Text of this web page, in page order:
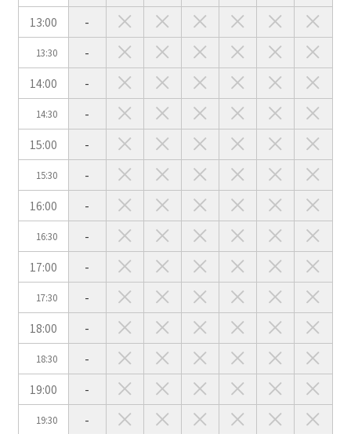
13:00
-
13:30
-
14:00
-
14:30
-
15:00
-
15:30
-
16:00
-
16:30
-
17:00
-
17:30
-
18:00
-
18:30
-
19:00
-
19:30
-
特長で選ぶ
駅直結
天井高3.5ｍ以上
窓があり開放感のある
会場
喫煙所あり
大型スクリーンあり
控室あり
4t車以上荷捌きあり
裏導線あり
時間貸し駐車場あり
専有回線(NURO)あり
用途で選ぶ
パーティ・懇親会
株主総会・IR
e-sports大会
プレス発表
試験
展示会・販売会
選択している条件をリセットする